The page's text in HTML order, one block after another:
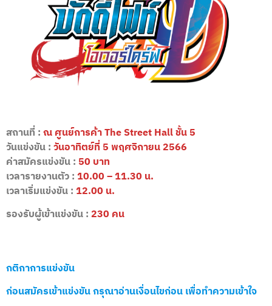
สถานที่ :ณ ศูนย์การค้า The Street Hall ชั้น 5
วันแข่งขัน :วันอาทิตย์ที่ 5 พฤศจิกายน 2566
ค่าสมัครแข่งขัน : 50 บาท
เวลารายงานตัว :10.00 – 11.30 น.
เวลาเริ่มแข่งขัน :12.00 น.
รองรับผู้เข้าแข่งขัน :230 คน
กติกาการแข่งขัน
ก่อนสมัครเข้าแข่งขัน กรุณาอ่านเงื่อนไขก่อน เพื่อทำความเข้าใจ